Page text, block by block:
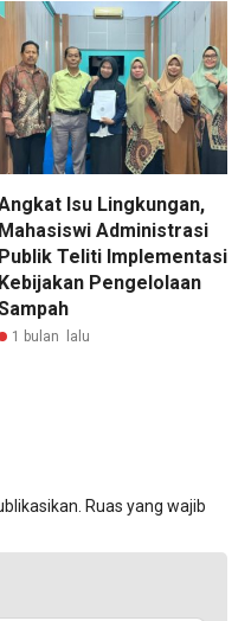
Isu Lingkungan,
Mahasiswi Administrasi
Publik Teliti Implementasi
Kebijakan Pengelolaan
1 bulan lalu
Ruas yang wajib